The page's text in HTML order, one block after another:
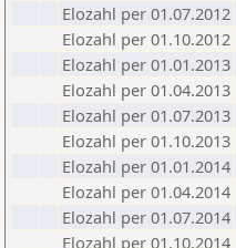
Elozahl per 01.07.2012
Elozahl per 01.10.2012
Elozahl per 01.01.2013
Elozahl per 01.04.2013
Elozahl per 01.07.2013
Elozahl per 01.10.2013
Elozahl per 01.01.2014
Elozahl per 01.04.2014
Elozahl per 01.07.2014
Elozahl per 01.10.2014